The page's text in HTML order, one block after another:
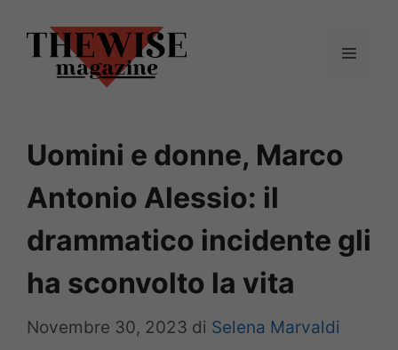
contenuto
Menu
Uomini e donne, Marco
Antonio Alessio: il
drammatico incidente gli
ha sconvolto la vita
Novembre 30, 2023 di Selena Marvaldi